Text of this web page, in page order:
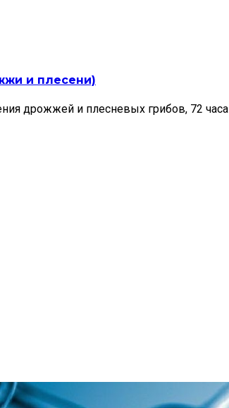
и плесени)
дрожжей и плесневых грибов, 72 часа